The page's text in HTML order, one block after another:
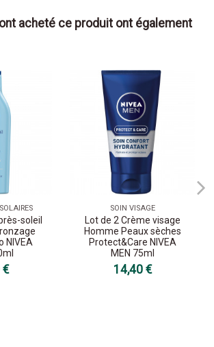
acheté ce produit ont également
soleil
NIVEA
€
SOIN VISAGE
Lot de 2 Crème visage
Homme Peaux sèches
Protect&Care NIVEA
MEN 75ml
14,40 €